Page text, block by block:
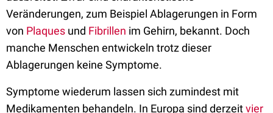
Veränderungen, zum Beispiel Ablagerungen in Form
von Plaques und Fibrillen im Gehirn, bekannt. Doch
manche Menschen entwickeln trotz dieser
Ablagerungen keine Symptome.
Symptome wiederum lassen sich zumindest mit
Medikamenten behandeln. In Europa sind derzeitvier